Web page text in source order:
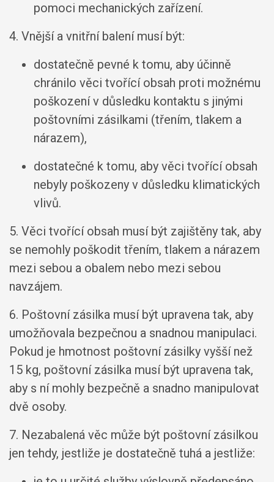
pomoci mechanických zařízení.
4. Vnější a vnitřní balení musí být:
dostatečně pevné k tomu, aby účinně
chránilo věci tvořící obsah proti možnému
poškození v důsledku kontaktu s jinými
poštovními zásilkami (třením, tlakem a
nárazem),
dostatečné k tomu, aby věci tvořící obsah
nebyly poškozeny v důsledku klimatických
vlivů.
5. Věci tvořící obsah musí být zajištěny tak, aby
se nemohly poškodit třením, tlakem a nárazem
mezi sebou a obalem nebo mezi sebou
navzájem.
6. Poštovní zásilka musí být upravena tak, aby
umožňovala bezpečnou a snadnou manipulaci.
Pokud je hmotnost poštovní zásilky vyšší než
15 kg, poštovní zásilka musí být upravena tak,
aby s ní mohly bezpečně a snadno manipulovat
dvě osoby.
7. Nezabalená věc může být poštovní zásilkou
jen tehdy, jestliže je dostatečně tuhá a jestliže: